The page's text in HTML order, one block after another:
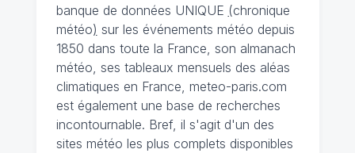
banque de données UNIQUE (chronique
météo) sur les événements météo depuis
1850 dans toute la France, son almanach
météo, ses tableaux mensuels des aléas
climatiques en France, meteo-paris.com
est également une base de recherches
incontournable. Bref, il s'agit d'un des
sites météo les plus complets disponibles